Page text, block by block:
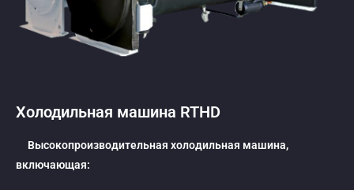
Холодильная машина RTHD
Высокопроизводительная холодильная машина,
включающая: